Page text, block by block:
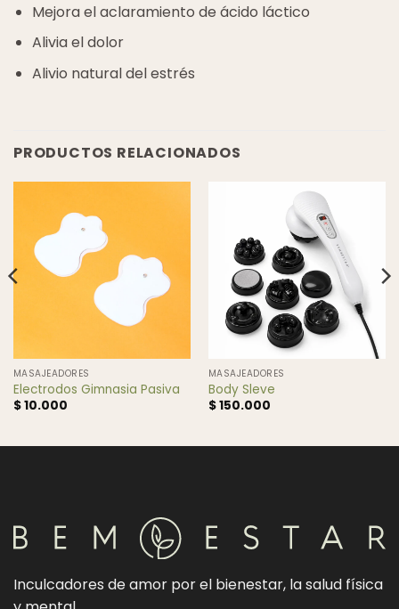
Mejora el aclaramiento de ácido láctico
Alivia el dolor
Alivio natural del estrés
PRODUCTOS RELACIONADOS
MASAJEADORES
Electrodos Gimnasia Pasiva
$10.000
MASAJEADORES
Body Sleve
$150.000
Inculcadores de amor por el bienestar, la salud física